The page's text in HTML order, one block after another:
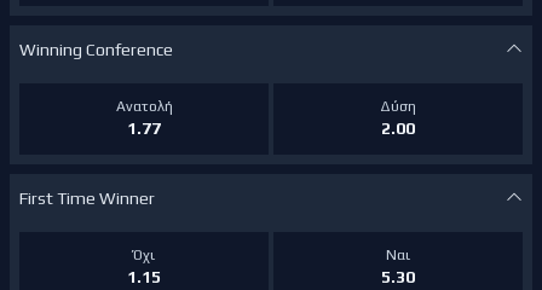
Winning Conference
Ανατολή
1.77
Δύση
2.00
First Time Winner
Όχι
1.15
Ναι
5.30